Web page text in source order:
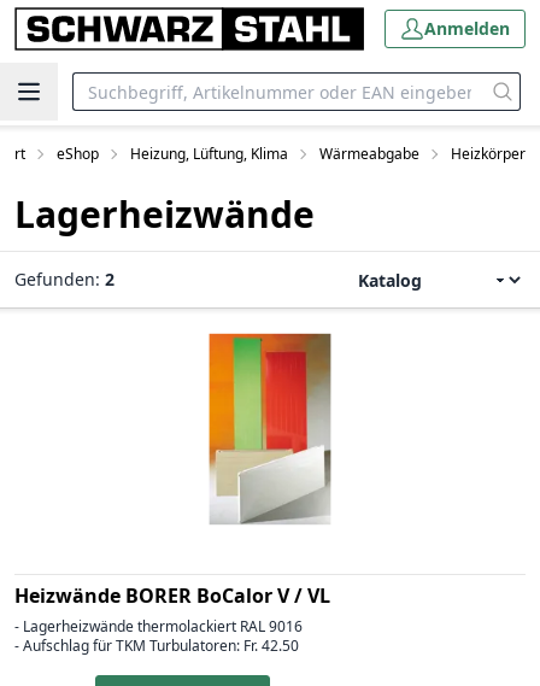
Anmelden
eShop Heizung, Lüftung, Klima Wärmeabgabe Heizkörper
Lagerheizwände
Gefunden: 2
Heizwände BORER BoCalor V / VL
- Lagerheizwände thermolackiert RAL 9016
- Aufschlag für TKM Turbulatoren: Fr. 42.50